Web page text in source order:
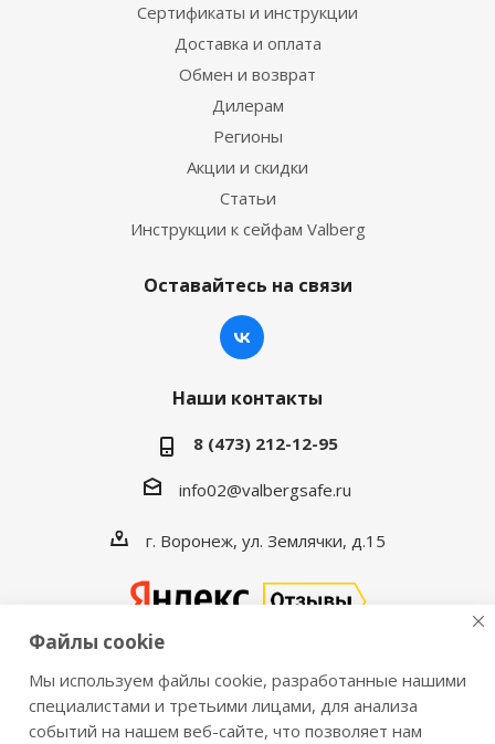
Сертификаты и инструкции
Доставка и оплата
Обмен и возврат
Дилерам
Регионы
Акции и скидки
Статьи
Инструкции к сейфам Valberg
Оставайтесь на связи
Наши контакты
8 (473) 212-12-95
info02@valbergsafe.ru
г. Воронеж, ул. Землячки, д.15
2016-2026 © VALBERGSAFE.RU — Интернет-магазин
сейфов Valberg и металлической мебели Практик.
Файлы cookie
Мы используем файлы cookie, разработанные нашими
специалистами и третьими лицами, для анализа
событий на нашем веб-сайте, что позволяет нам